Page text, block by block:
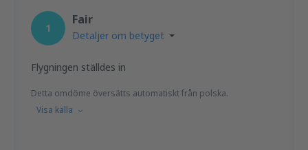
1
Fair
Detaljer om betyget
Flygningen ställdes in
Detta omdöme översätts automatiskt från polska.
Visa källa